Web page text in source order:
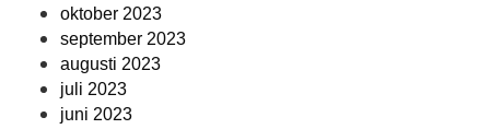
oktober 2023
september 2023
augusti 2023
juli 2023
juni 2023